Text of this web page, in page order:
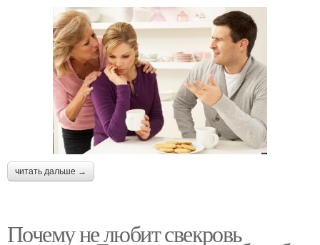
читать дальше →
Почему не любит свекровь